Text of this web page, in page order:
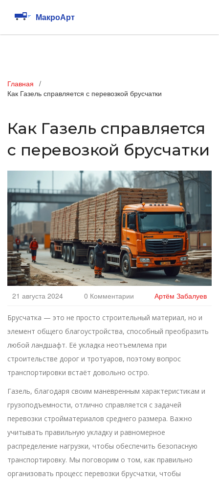
Главная
Как Газель справляется с перевозкой брусчатки
Как Газель справляется
с перевозкой брусчатки
21 августа 2024 0 Комментарии Артём Забалуев
Брусчатка — это не просто строительный материал, но и
элемент общего благоустройства, способный преобразить
любой ландшафт. Её укладка неотъемлема при
строительстве дорог и тротуаров, поэтому вопрос
транспортировки встаёт довольно остро.
Газель, благодаря своим маневренным характеристикам и
грузоподъемности, отлично справляется с задачей
перевозки стройматериалов среднего размера. Важно
учитывать правильную укладку и равномерное
распределение нагрузки, чтобы обеспечить безопасную
транспортировку. Мы поговорим о том, как правильно
организовать процесс перевозки брусчатки, чтобы